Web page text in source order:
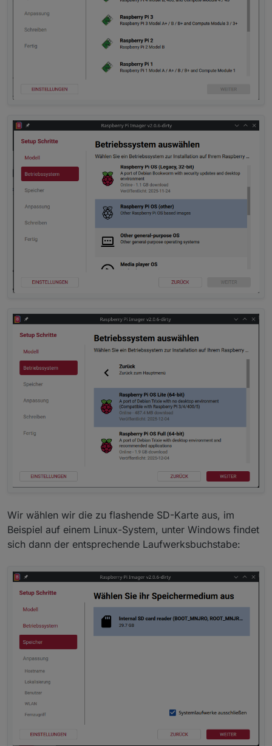
Wir wählen wir die zu flashende SD-Karte aus, im
Beispiel auf einem Linux-System, unter Windows findet
sich dann der entsprechende Laufwerksbuchstabe: